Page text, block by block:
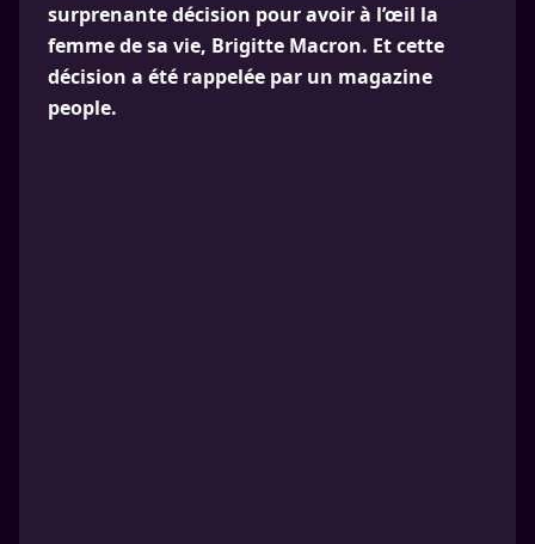
surprenante décision pour avoir à l’œil la
femme de sa vie, Brigitte Macron. Et cette
décision a été rappelée par un magazine
people.